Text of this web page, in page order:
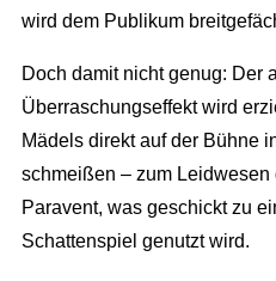
wird dem Publikum
Doch damit nicht genug: Der
Überraschungseffekt wird
Mädels direkt auf der Bühne
schmeißen – zum Leidwesen
Paravent, was geschickt zu
Schattenspiel genutzt wird.